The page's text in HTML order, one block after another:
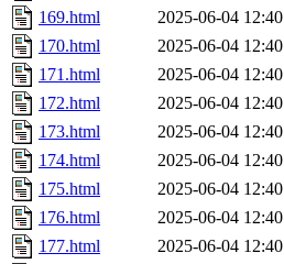
169.html
2025-06-04 12:40
170.html
2025-06-04 12:40
171.html
2025-06-04 12:40
172.html
2025-06-04 12:40
173.html
2025-06-04 12:40
174.html
2025-06-04 12:40
175.html
2025-06-04 12:40
176.html
2025-06-04 12:40
177.html
2025-06-04 12:40